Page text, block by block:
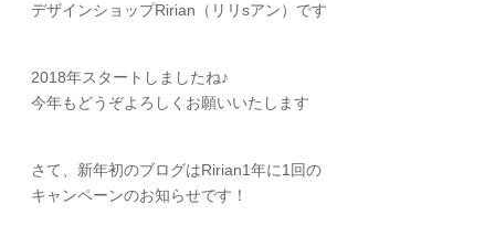
デザインショップRirian（リリsアン）です
2018年スタートしましたね♪
今年もどうぞよろしくお願いいたします
さて、新年初のブログはRirian1年に1回の
キャンペーンのお知らせです！